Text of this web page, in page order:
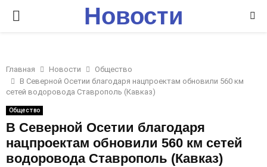
P
I
M
A
Новости
Главная Новости
Общество
В Северной Осетии благодаря нацпроектам обновили 560 км
сетей водоровода Ставрополь (Кавказ)
Общество
В Северной Осетии благодаря
нацпроектам обновили 560 км сетей
водоровода Ставрополь (Кавказ)